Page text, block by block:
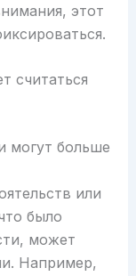
этот
считаться
могут больше
или
было
может
Например,